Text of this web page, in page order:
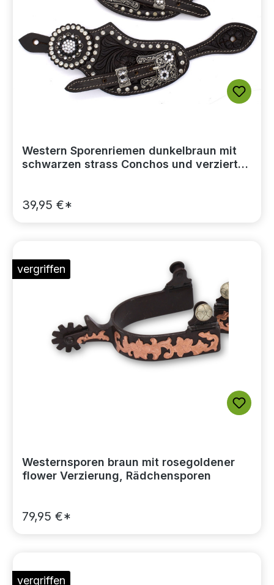
Western Sporenriemen dunkelbraun mit
schwarzen strass Conchos und verzierten
39,95 €*
vergriffen
Westernsporen braun mit rosegoldener
flower Verzierung, Rädchensporen
79,95 €*
vergriffen